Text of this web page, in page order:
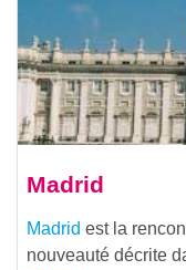
Madrid
Madrid est la
nouveauté décrite